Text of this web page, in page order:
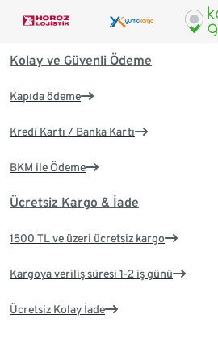
Kolay ve Güvenli Ödeme
Kapıda ödeme
Kredi Kartı / Banka Kartı
BKM ile Ödeme
Ücretsiz Kargo & İade
1500 TL ve üzeri ücretsiz kargo
Kargoya veriliş süresi 1-2 iş günü
Ücretsiz Kolay İade